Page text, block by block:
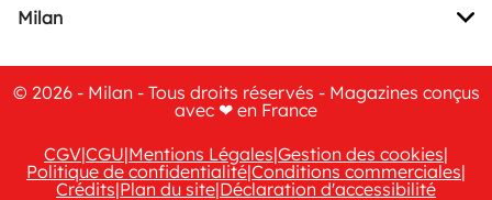
Milan
© 2026 - Milan - Tous droits réservés - Magazines conçus
avec ❤ en France
CGV|CGU|Mentions Légales|Gestion des cookies|
Politique de confidentialité|Conditions commerciales|
Crédits|Plan du site|Déclaration d'accessibilité